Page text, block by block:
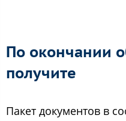
По окончании
получите
Пакет документов в